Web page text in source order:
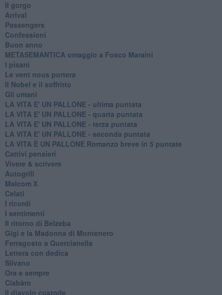
Il gorgo
Arrival
Passengers
Confessioni
Buon anno
METASEMANTICA omaggio a Fosco Maraini
I pisani
Le vent nous portera
Il Nobel e il soffritto
Gli umani
LA VITA E' UN PALLONE - ultima puntata
LA VITA E' UN PALLONE - quarta puntata
LA VITA E' UN PALLONE - terza puntata
LA VITA E' UN PALLONE - seconda puntata
LA VITA È UN PALLONE Romanzo breve in 5 puntate
Cattivi pensieri
Vivere & scrivere
Autogrill
Malcom X
Celati
I ricordi
I sentimenti
Il ritorno di Belzeba
Gigi e la Madonna di Montenero
Ferragosto a Quercianella
Lettera con dedica
Silvano
Ora e sempre
Ciabàro
Il diavolo custode